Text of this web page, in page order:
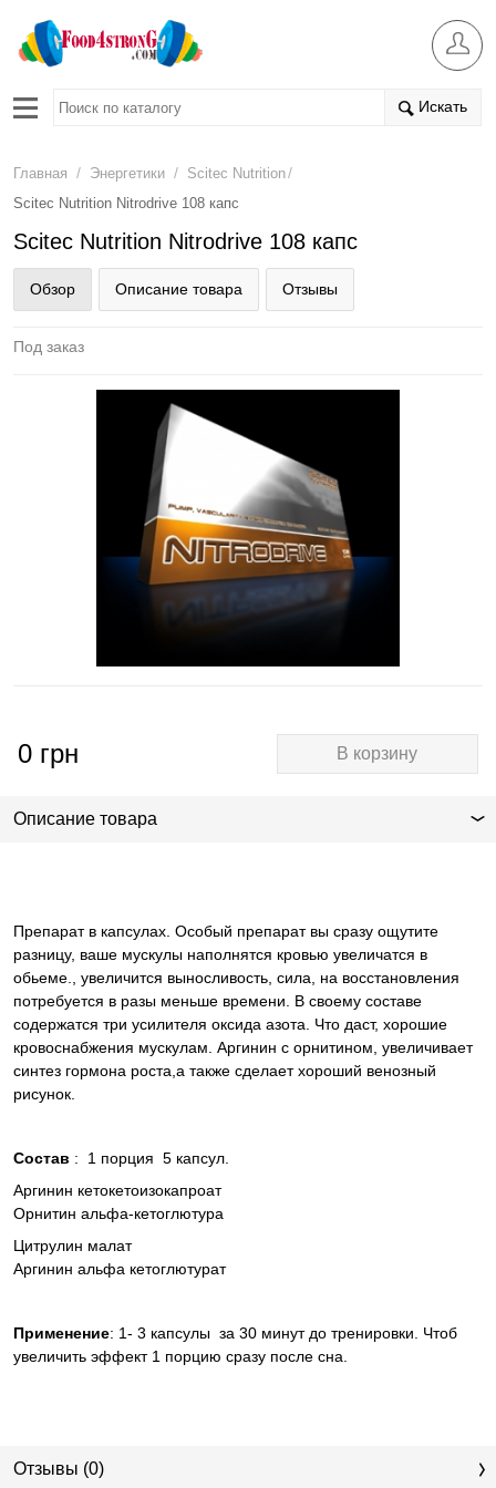
Искать
Главная / Энергетики / Scitec Nutrition/
Scitec Nutrition Nitrodrive 108 капс
Scitec Nutrition Nitrodrive 108 капс
Обзор Описание товара Отзывы
Под заказ
0 грн В корзину
Описание товара
Препарат в капсулах. Особый препарат вы сразу ощутите
разницу, ваше мускулы наполнятся кровью увеличатся в
обьеме., увеличится выносливость, сила, на восстановления
потребуется в разы меньше времени. В своему составе
содержатся три усилителя оксида азота. Что даст, хорошие
кровоснабжения мускулам. Аргинин с орнитином, увеличивает
синтез гормона роста,а также сделает хороший венозный
рисунок.
Состав : 1 порция 5 капсул.
Аргинин кетокетоизокапроат
Орнитин альфа-кетоглютура
Цитрулин малат
Аргинин альфа кетоглютурат
Применение: 1- 3 капсулы за 30 минут до тренировки. Чтоб
увеличить эффект 1 порцию сразу после сна.
Отзывы (0)